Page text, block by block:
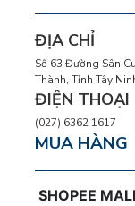
ĐỊA CHỈ
Số 63 Đường Sân
Thành, Tỉnh Tây
ĐIỆN THOẠI
(027) 6362 1617
MUA HÀNG
SHOPEE